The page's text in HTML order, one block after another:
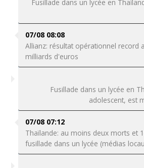
Fusillade dans un lycée en
07/08 08:08
Allianz: résultat opérationnel record
milliards d'euros
Fusillade dans un lycée en
adolescent, est
07/08 07:12
Thaïlande: au moins deux morts et
fusillade dans un lycée (médias